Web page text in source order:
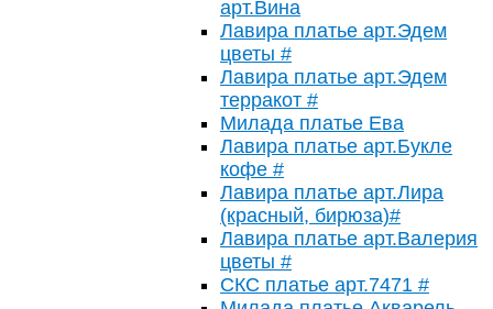
арт.Вина
Лавира платье арт.Эдем
цветы #
Лавира платье арт.Эдем
терракот #
Милада платье Ева
Лавира платье арт.Букле
кофе #
Лавира платье арт.Лира
(красный, бирюза)#
Лавира платье арт.Валерия
цветы #
СКС платье арт.7471 #